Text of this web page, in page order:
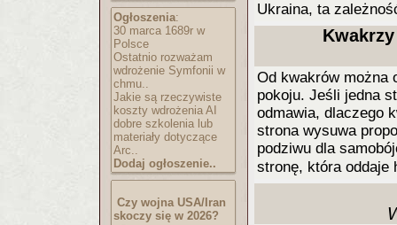
Ogłoszenia:
30 marca 1689r w
Polsce
Ostatnio rozważam
wdrożenie Symfonii w
chmu..
Jakie są rzeczywiste
koszty wdrożenia AI
dobre szkolenia lub
materiały dotyczące
Arc..
Dodaj ogłoszenie..
Czy wojna USA/Iran
skoczy się w 2026?
Ukraina, ta
Od kwakrów można
pokoju. Jeśli jedna
odmawia, dlaczego
strona wysuwa
podziwu dla
stronę, która oddaje